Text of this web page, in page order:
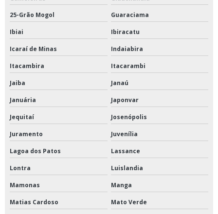
25-Grão Mogol Guaraciama
Ibiai Ibiracatu
Icaraí de Minas Indaiabira
Itacambira Itacarambi
Jaiba Janaú
Januária Japonvar
Jequitaí Josenópolis
Juramento Juvenília
Lagoa dos Patos Lassance
Lontra Luislandia
Mamonas Manga
Matias Cardoso Mato Verde